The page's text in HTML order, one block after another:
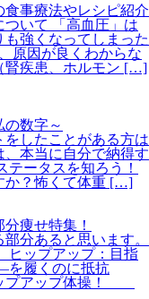
事療法やレシピ紹介
いて 「高血圧」は
も強くなってしまった
原因が良くわからな
腎疾患、ホルモン […]
数字～
をしたことがある方は
本当に自分で納得す
テータスを知ろう！
か？怖くて体重 […]
痩せ特集！
分あると思います。
ヒップアップ：目指
を履くのに抵抗
ップアップ体操！